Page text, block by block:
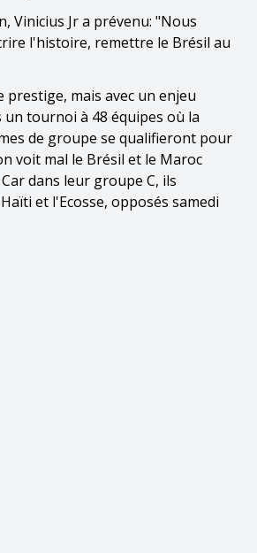
Vinicius Jr a prévenu: "Nous
l'histoire, remettre le Brésil au
prestige, mais avec un enjeu
un tournoi à 48 équipes où la
de groupe se qualifieront pour
voit mal le Brésil et le Maroc
dans leur groupe C, ils
et l'Ecosse, opposés samedi